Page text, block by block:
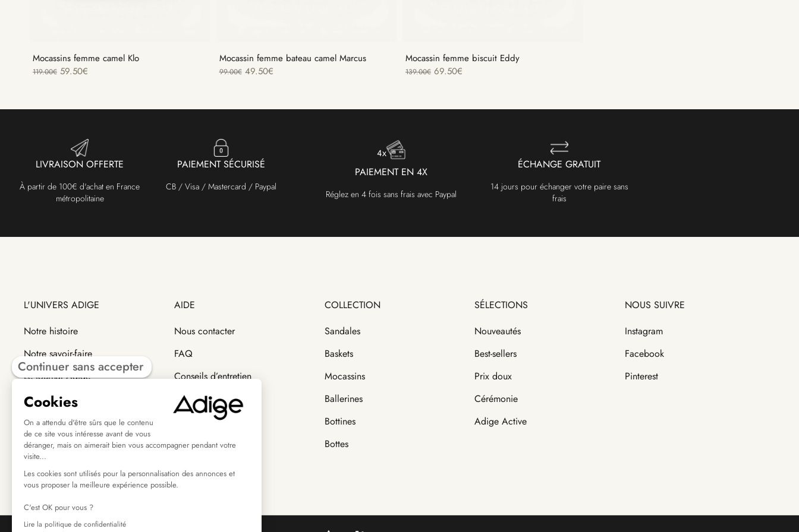
Mocassins femme camel Klo
119.00€ 59.50€
Mocassin femme bateau camel Marcus
99.00€ 49.50€
Mocassin femme biscuit Eddy
139.00€ 69.50€
LIVRAISON OFFERTE
À partir de 100€ d'achat en France
métropolitaine
PAIEMENT SÉCURISÉ
CB / Visa / Mastercard / Paypal
PAIEMENT EN 4X
Réglez en 4 fois sans frais avec Paypal
ÉCHANGE GRATUIT
14 jours pour échanger votre paire sans
frais
L'UNIVERS ADIGE
Notre histoire
Notre savoir-faire
Le journal Adige
Trouver un revendeur
AIDE
Nous contacter
FAQ
Conseils d’entretien
Modes de livraison
Retour et échange
COLLECTION
Sandales
Baskets
Mocassins
Ballerines
Bottines
Bottes
SÉLECTIONS
Nouveautés
Best-sellers
Prix doux
Cérémonie
Adige Active
NOUS SUIVRE
Instagram
Facebook
Pinterest
Continuer sans accepter
Cookies
On a attendu d'être sûrs que le contenu
de ce site vous intéresse avant de vous
déranger, mais on aimerait bien vous accompagner pendant votre
visite...
Les cookies sont utilisés pour la personnalisation des annonces et
vous proposer la meilleure expérience possible.
C'est OK pour vous ?
Lire la politique de confidentialité